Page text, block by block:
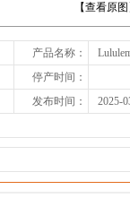
【查看原
产品名称：
停产时间：
发布时间：
2025-